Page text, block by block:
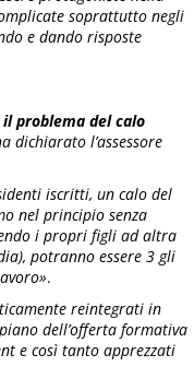
soprattutto negli
e dando risposte
problema del calo
dichiarato l’assessore
iscritti, un calo del
nel principio senza
i propri figli ad altra
potranno essere 3 gli
.
reintegrati in
dell’offerta formativa
e così tanto apprezzati